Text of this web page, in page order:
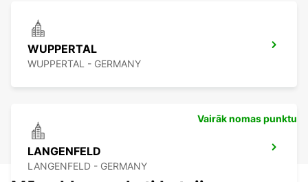
WUPPERTAL
WUPPERTAL - GERMANY
LANGENFELD
LANGENFELD - GERMANY
Vairāk nomas punktu